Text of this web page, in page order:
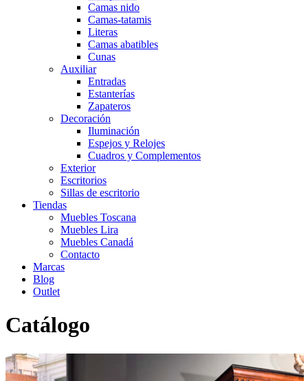
Camas nido
Camas-tatamis
Literas
Camas abatibles
Cunas
Auxiliar
Entradas
Estanterías
Zapateros
Decoración
Iluminación
Espejos y Relojes
Cuadros y Complementos
Exterior
Escritorios
Sillas de escritorio
Tiendas
Muebles Toscana
Muebles Lira
Muebles Canadá
Contacto
Marcas
Blog
Outlet
Catálogo
Inicio> Catálogo